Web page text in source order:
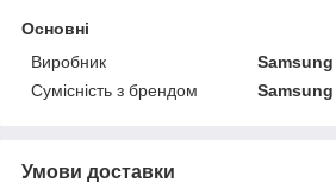
Основні
Виробник
Samsung
Сумісність з брендом
Samsung
Умови доставки